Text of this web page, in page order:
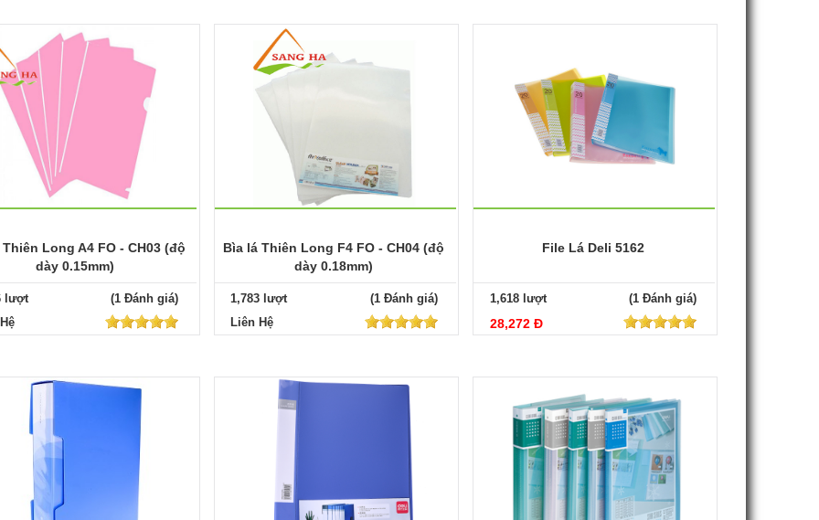
Thiên Long A4 FO - CH03 (độ
dày 0.15mm)
lượt
(1 Đánh giá)
Bìa lá Thiên Long F4 FO - CH04 (độ
dày 0.18mm)
1,783 lượt
(1 Đánh giá)
Liên Hệ
File Lá Deli 5162
1,618 lượt (1 Đánh giá)
28,272 Đ